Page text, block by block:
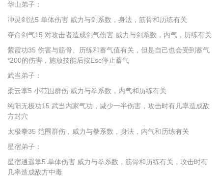
华山弟子：
冲灵剑法5 单体伤害 威力与剑系数，身法，筋骨和历练有关
夺命剑气15 对攻击者造成剑气伤害 威力与剑系数，内气，历练有关
紫霞功35 伤害与筋骨、历练和蓄气值有关，但是自己也会受到蓄气
*200的伤害，施放技能后按Esc停止蓄气
武当弟子：
柔云掌5 小范围群伤 威力与拳系数，内气和历练有关
纯阳无极功15 武当内家气功，减少一半伤害，攻击时有几率造成敌
方封穴
太极拳35 范围群伤，威力与拳系数，身法，内气和历练有关
星宿弟子：
星宿逍遥掌5 单体伤害 威力与拳系数，筋骨和历练有关，攻击时有
几率造成敌方中毒